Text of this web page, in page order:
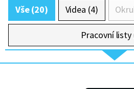
Vše (20) Videa (4)
Pracovní listy